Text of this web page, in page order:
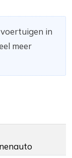
voertuigen in
meer